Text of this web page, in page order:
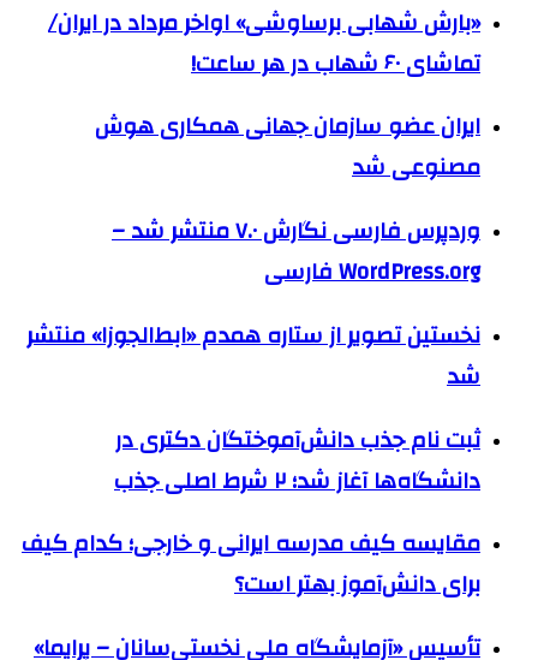
«بارش شهابی برساوشی» اواخر مرداد در ایران/
تماشای ۶۰ شهاب در هر ساعت!
ایران عضو سازمان جهانی همکاری هوش
مصنوعی شد
وردپرس فارسی نگارش ۷.۰ منتشر شد –
WordPress.org فارسی
نخستین تصویر از ستاره همدم «ابط‌الجوزا» منتشر
شد
ثبت نام جذب دانش‌آموختگان دکتری در
دانشگاه‌ها آغاز شد؛ ۲ شرط اصلی جذب
مقایسه کیف مدرسه ایرانی و خارجی؛ کدام کیف
برای دانش‌آموز بهتر است؟
تأسیس «آزمایشگاه ملی نخستی‌سانان – پرایما»